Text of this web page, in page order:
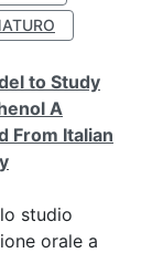
to Study
A
From Italian
studio
orale a